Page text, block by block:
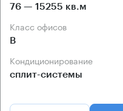
76 — 15255 кв.м
Класс офисов
B
Кондиционирование
сплит-системы